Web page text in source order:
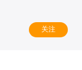
关注